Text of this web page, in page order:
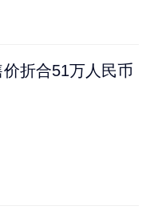
折合51万人民币